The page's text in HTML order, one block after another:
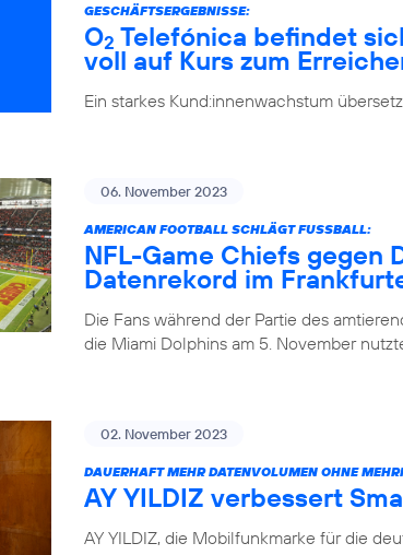
GESCHÄFTSERGEBNISSE:
O2 Telefónica befindet
voll auf Kurs zum
Ein starkes Kund:innenwachstum
06. November 2023
AMERICAN FOOTBALL SCHLÄGT FUSSBALL:
NFL-Game Chiefs gegen
Datenrekord im
Die Fans während der Partie des
die Miami Dolphins am 5. November
02. November 2023
DAUERHAFT MEHR DATENVOLUMEN OHNE
AY YILDIZ verbessert
AY YILDIZ, die Mobilfunkmarke für die